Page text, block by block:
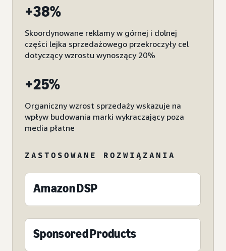
+38%
Skoordynowane reklamy w górnej i dolnej
części lejka sprzedażowego przekroczyły cel
dotyczący wzrostu wynoszący 20%
+25%
Organiczny wzrost sprzedaży wskazuje na
wpływ budowania marki wykraczający poza
media płatne
ZASTOSOWANE ROZWIĄZANIA
Amazon DSP
Sponsored Products